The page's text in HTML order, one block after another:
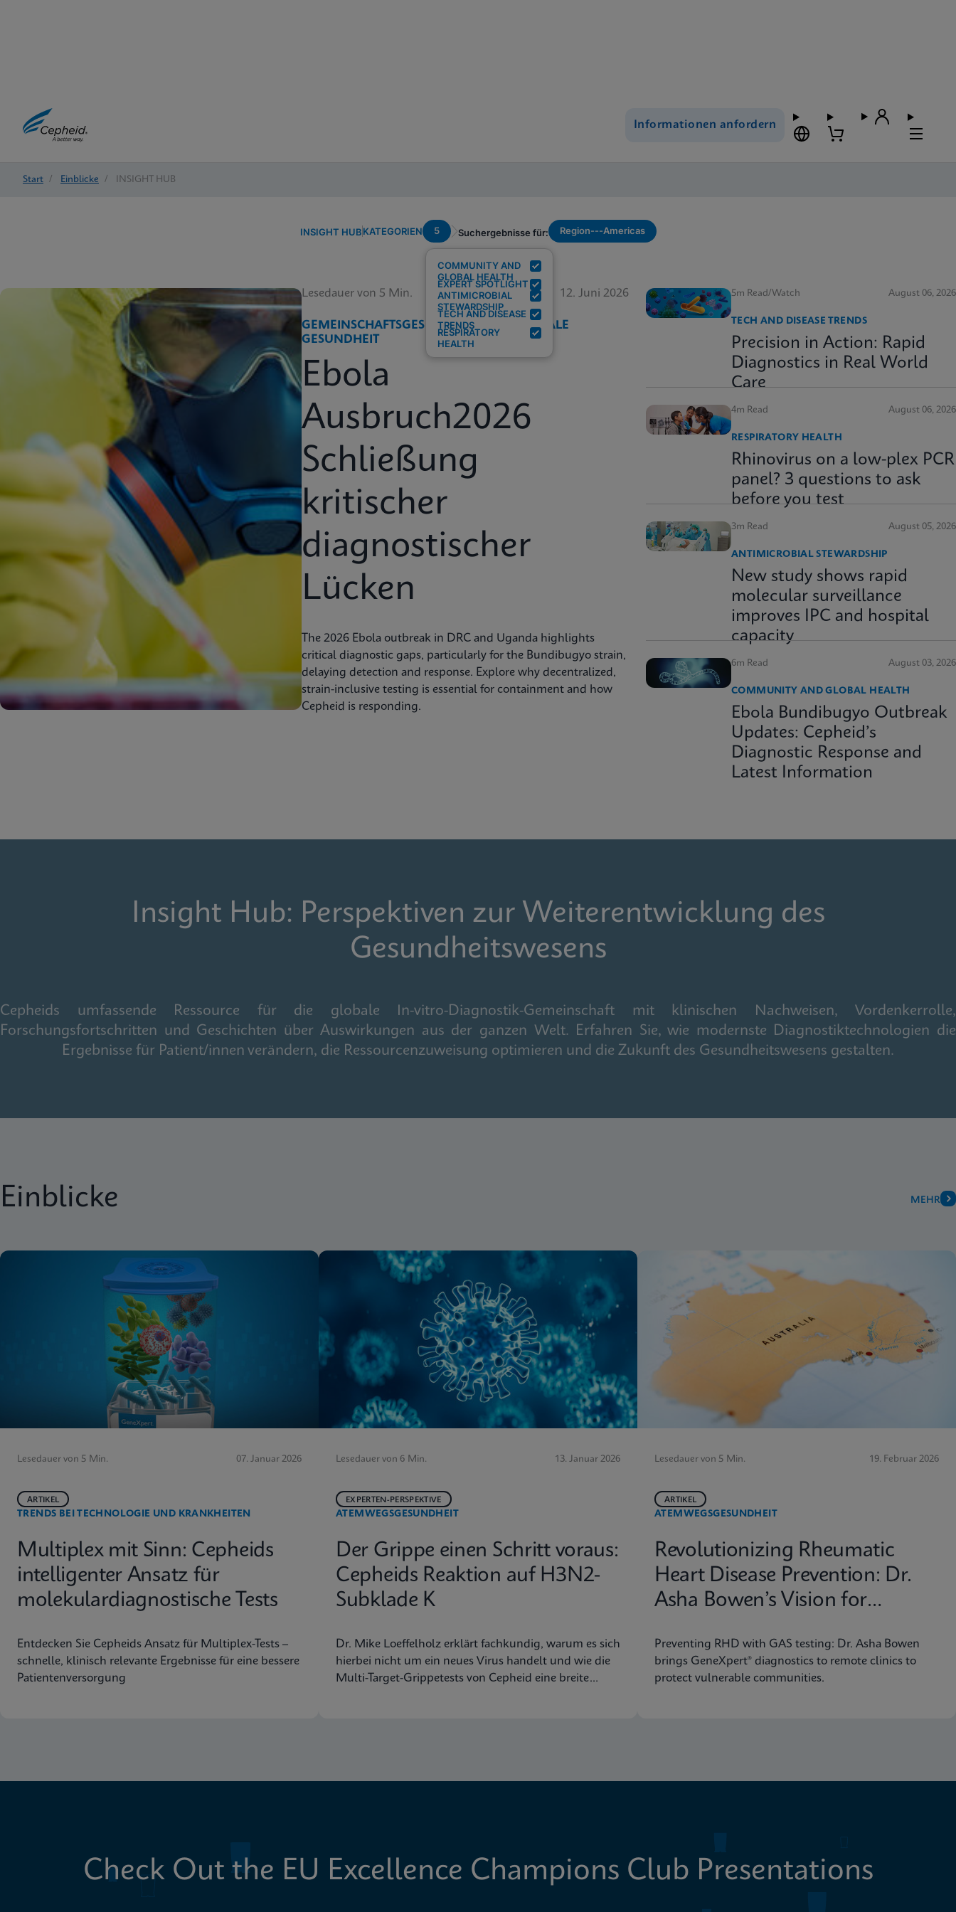
Informationen anfordern
Start / Einblicke / INSIGHT HUB
INSIGHT HUBKATEGORIEN 5
COMMUNITY AND
GLOBAL HEALTH
EXPERT SPOTLIGHT
ANTIMICROBIAL
STEWARDSHIP
TECH AND DISEASE
TRENDS
RESPIRATORY
HEALTH
Suchergebnisse für: Region---Americas
Lesedauer von 5 Min. 12. Juni 2026
GEMEINSCHAFTSGESUNDHEIT UND GLOBALE
GESUNDHEIT
Ebola
Ausbruch2026
Schließung
kritischer
diagnostischer
Lücken
The 2026 Ebola outbreak in DRC and Uganda highlights
critical diagnostic gaps, particularly for the Bundibugyo strain,
delaying detection and response. Explore why decentralized,
strain-inclusive testing is essential for containment and how
Cepheid is responding.
5m Read/Watch August 06, 2026
TECH AND DISEASE TRENDS
Precision in Action: Rapid
Diagnostics in Real World
Care
4m Read August 06, 2026
RESPIRATORY HEALTH
Rhinovirus on a low-plex PCR
panel? 3 questions to ask
before you test
3m Read August 05, 2026
ANTIMICROBIAL STEWARDSHIP
New study shows rapid
molecular surveillance
improves IPC and hospital
capacity
6m Read August 03, 2026
COMMUNITY AND GLOBAL HEALTH
Ebola Bundibugyo Outbreak
Updates: Cepheid’s
Diagnostic Response and
Latest Information
Insight Hub: Perspektiven zur Weiterentwicklung des
Gesundheitswesens
Cepheids umfassende Ressource für die globale In-vitro-Diagnostik-Gemeinschaft mit klinischen Nachweisen, Vordenkerrolle,
Forschungsfortschritten und Geschichten über Auswirkungen aus der ganzen Welt. Erfahren Sie, wie modernste Diagnostiktechnologien die
Ergebnisse für Patient/innen verändern, die Ressourcenzuweisung optimieren und die Zukunft des Gesundheitswesens gestalten.
Einblicke MEHR
Lesedauer von 5 Min. 07. Januar 2026
TRENDS BEI TECHNOLOGIE UND KRANKHEITEN
ARTIKEL
Multiplex mit Sinn: Cepheids
intelligenter Ansatz für
molekulardiagnostische Tests
Entdecken Sie Cepheids Ansatz für Multiplex-Tests –
schnelle, klinisch relevante Ergebnisse für eine bessere
Patientenversorgung
Lesedauer von 6 Min. 13. Januar 2026
ATEMWEGSGESUNDHEIT
EXPERTEN-PERSPEKTIVE
Der Grippe einen Schritt voraus:
Cepheids Reaktion auf H3N2-
Subklade K
Dr. Mike Loeffelholz erklärt fachkundig, warum es sich
hierbei nicht um ein neues Virus handelt und wie die
Multi-Target-Grippetests von Cepheid eine breite
Lesedauer von 5 Min. 19. Februar 2026
ATEMWEGSGESUNDHEIT
ARTIKEL
Revolutionizing Rheumatic
Heart Disease Prevention: Dr.
Asha Bowen’s Vision for
Preventing RHD with GAS testing: Dr. Asha Bowen
brings GeneXpert® diagnostics to remote clinics to
protect vulnerable communities.
Check Out the EU Excellence Champions Club Presentations